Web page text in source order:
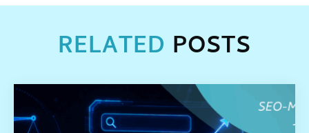
RELATED POSTS